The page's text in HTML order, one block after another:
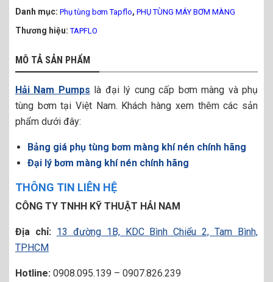
Danh mục: Phụ tùng bơm Tapflo, PHỤ TÙNG MÁY BƠM MÀNG
Thương hiệu:TAPFLO
MÔ TẢ SẢN PHẨM
Hải Nam Pumps là đại lý cung cấp bơm màng và phụ
tùng bơm tại Việt Nam. Khách hàng xem thêm các sản
phẩm dưới đây:
Bảng giá phụ tùng bơm màng khí nén chính hãng
Đại lý bơm màng khí nén chính hãng
THÔNG TIN LIÊN HỆ
CÔNG TY TNHH KỸ THUẬT HẢI NAM
Địa chỉ: 13 đường 1B, KDC Bình Chiểu 2, Tam Bình,
TPHCM
Hotline: 0908.095.139 – 0907.826.239